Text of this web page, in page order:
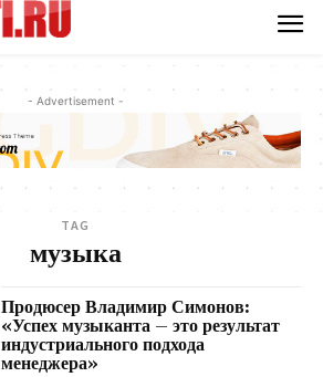
- Advertisement -
TAG
музыка
Продюсер Владимир Симонов:
«Успех музыканта – это результат
индустриального подхода
менеджера»